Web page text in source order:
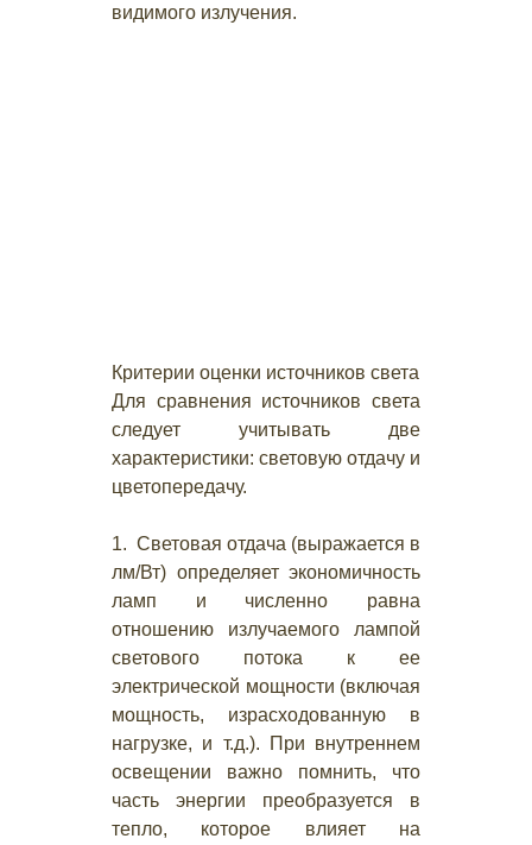
видимого излучения.
Критерии оценки источников света
Для сравнения источников света
следует учитывать две
характеристики: световую отдачу и
цветопередачу.
1. Световая отдача (выражается в
лм/Вт) определяет экономичность
ламп и численно равна
отношению излучаемого лампой
светового потока к ее
электрической мощности (включая
мощность, израсходованную в
нагрузке, и т.д.). При внутреннем
освещении важно помнить, что
часть энергии преобразуется в
тепло, которое влияет на